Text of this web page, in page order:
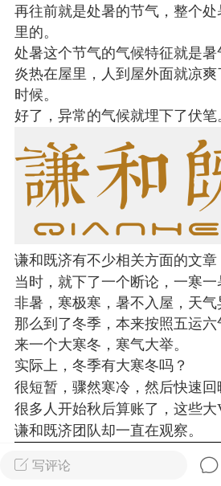
节气气象
·特急预警】关
节返乡期间“闪
急提示
0
【养正护络膏】？
小海（HAi）
容平，顺时收
时精气
0
谷气行、营卫通：
下的脾胃调养要义
写评论
再往前就是处暑的节气，整个
里的。
处暑这个节气的气候特征就是暑
炎热在屋里，人到屋外面就凉
时候。
好了，异常的气候就埋下了伏笔
谦和既济有不少相关方面的文章
当时，就下了一个断论，一寒
非暑，寒极寒，暑不入屋，天气
那么到了冬季，本来按照五运
来一个大寒冬，寒气大举。
实际上，冬季有大寒冬吗？
很短暂，骤然寒冷，然后快速回
很多人开始秋后算账了，这些大
谦和既济团队却一直在观察。